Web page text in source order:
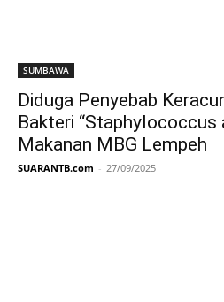
SUMBAWA
Diduga Penyebab
Bakteri “Staphylococcus
Makanan MBG Lempeh
SUARANTB.com - 27/09/2025